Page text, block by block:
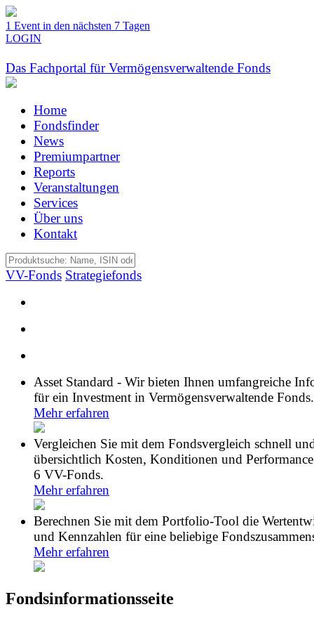
1 Event in den nächsten 7 Tagen
LOGIN
Das Fachportal für Vermögensverwaltende Fonds
Home
Fondsfinder
News
Premiumpartner
Reports
Veranstaltungen
Services
Über uns
Kontakt
VV-Fonds Strategiefonds
Asset Standard - Wir bieten Ihnen umfangreiche
für ein Investment in Vermögensverwaltende Fonds.
Mehr erfahren
Vergleichen Sie mit dem Fondsvergleich schnell
übersichtlich Kosten, Konditionen und
6 VV-Fonds.
Mehr erfahren
Berechnen Sie mit dem Portfolio-Tool die
und Kennzahlen für eine beliebige
Mehr erfahren
Fondsinformationsseite